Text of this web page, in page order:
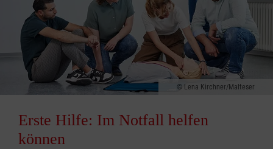
Lena Kirchner/Malteser
Erste Hilfe: Im Notfall helfen
können